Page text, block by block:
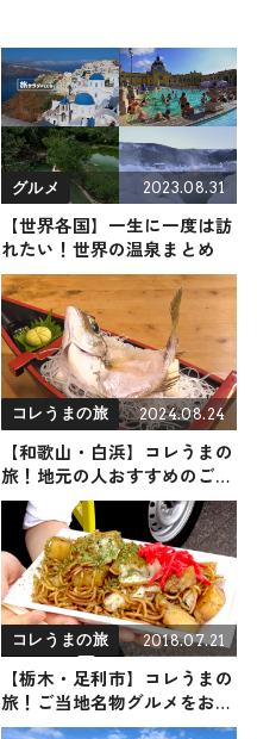
グルメ 2023.08.31
【世界各国】一生に一度は訪
れたい！世界の温泉まとめ
コレうまの旅 2024.08.24
【和歌山・白浜】コレうまの
旅！地元の人おすすめのご当
地名物グルメ3選 2024年8月
24日放送
コレうまの旅 2018.07.21
【栃木・足利市】コレうまの
旅！ご当地名物グルメをお届
け